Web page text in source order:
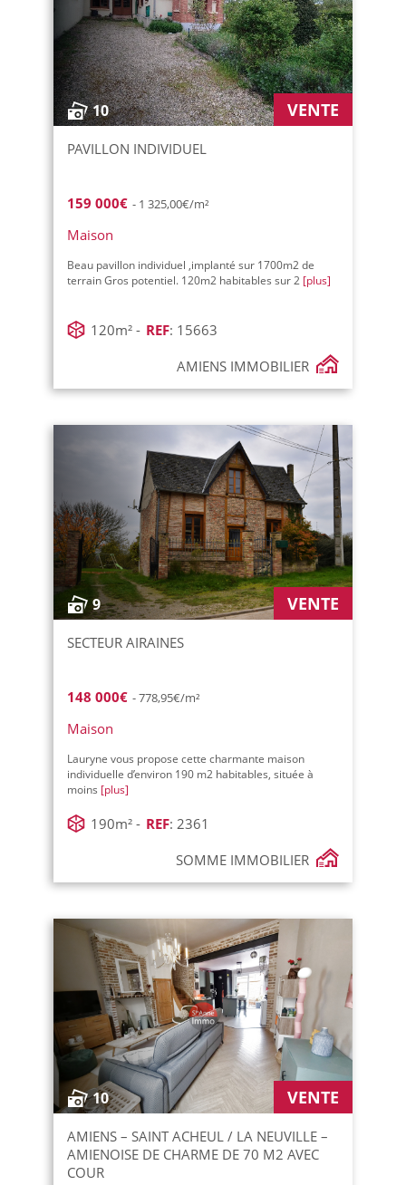
10 VENTE
PAVILLON INDIVIDUEL
159 000€ - 1 325,00€/m²
Maison
Beau pavillon individuel ,implanté sur 1700m2 de
terrain Gros potentiel. 120m2 habitables sur 2 [plus]
120m² - REF: 15663
AMIENS IMMOBILIER
9 VENTE
SECTEUR AIRAINES
148 000€ - 778,95€/m²
Maison
Lauryne vous propose cette charmante maison
individuelle d’environ 190 m2 habitables, située à
moins [plus]
190m² - REF: 2361
SOMME IMMOBILIER
10 VENTE
AMIENS – SAINT ACHEUL / LA NEUVILLE –
AMIENOISE DE CHARME DE 70 M2 AVEC
COUR